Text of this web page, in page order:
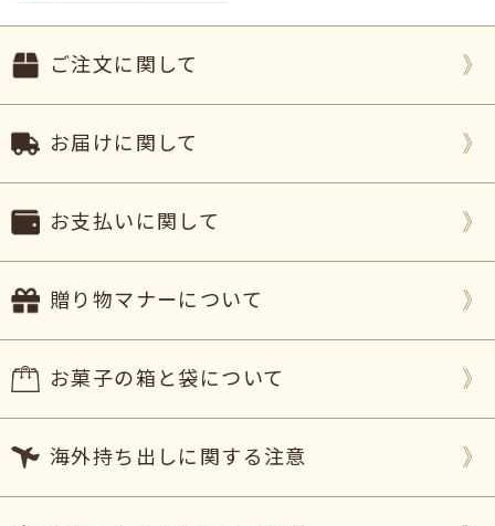
ご注文に関して
お届けに関して
お支払いに関して
贈り物マナーについて
お菓子の箱と袋について
海外持ち出しに関する注意